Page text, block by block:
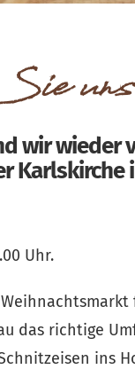
wir wieder
Karlskirche
Uhr.
das richtige
ins